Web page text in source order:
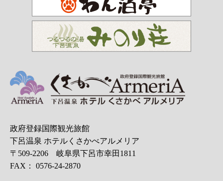
政府登録国際観光旅館
下呂温泉 ホテルくさかべアルメリア
〒509-2206 岐阜県下呂市幸田1811
FAX： 0576-24-2870